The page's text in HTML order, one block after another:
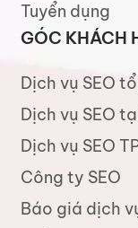
Tuyển dụng
GÓC KHÁCH
Dịch vụ SEO
Dịch vụ SEO
Dịch vụ SEO
Công ty SEO
Báo giá dịch